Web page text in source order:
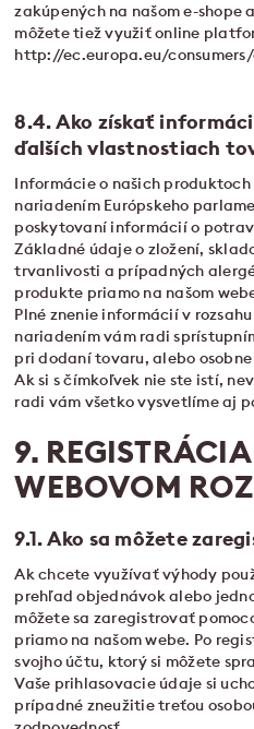
zakúpených na našom e-shope
môžete tiež využiť online
http://ec.europa.eu/
8.4. Ako získať
ďalších vlastnostiach
Informácie o našich
nariadením Európskeho
poskytovaní informácií o
Základné údaje o zložení,
trvanlivosti a prípadných
produkte priamo na našom
Plné znenie informácií v
nariadením vám radi
pri dodaní tovaru, alebo
Ak si s čímkoľvek nie ste istí,
radi vám všetko vysvetlíme aj
9.
WEBOVOM
9.1. Ako sa môžete
Ak chcete využívať výhody
prehľad objednávok alebo
môžete sa zaregistrovať
priamo na našom webe. Po
svojho účtu, ktorý si môžete
Vaše prihlasovacie údaje si
prípadné zneužitie treťou